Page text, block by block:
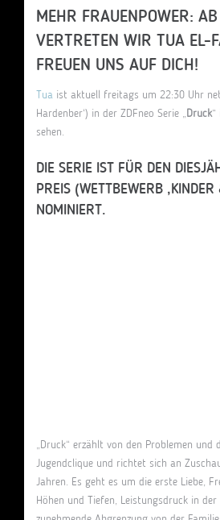
MEHR FRAUENPOWER: AB
VERTRETEN WIR TUA EL-
FREUEN UNS AUF DICH!
Tua ist aktuell freitags um 22:30 Uhr
Hardenber‘) in der ZDFneo Serie „Druck“
sehen.
DIE SERIE IST FÜR DEN
PREIS (WETTBEWERB ‚KINDER
NOMINIERT.
„Druck“ erzählt von den Problemen und
Jugendclique und richtet sich an
Jahren. Es geht es um die erste Liebe,
Höhen und Tiefen, Leistungsdruck in der